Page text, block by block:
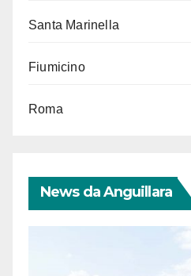
Santa Marinella
Fiumicino
Roma
News da Anguillara